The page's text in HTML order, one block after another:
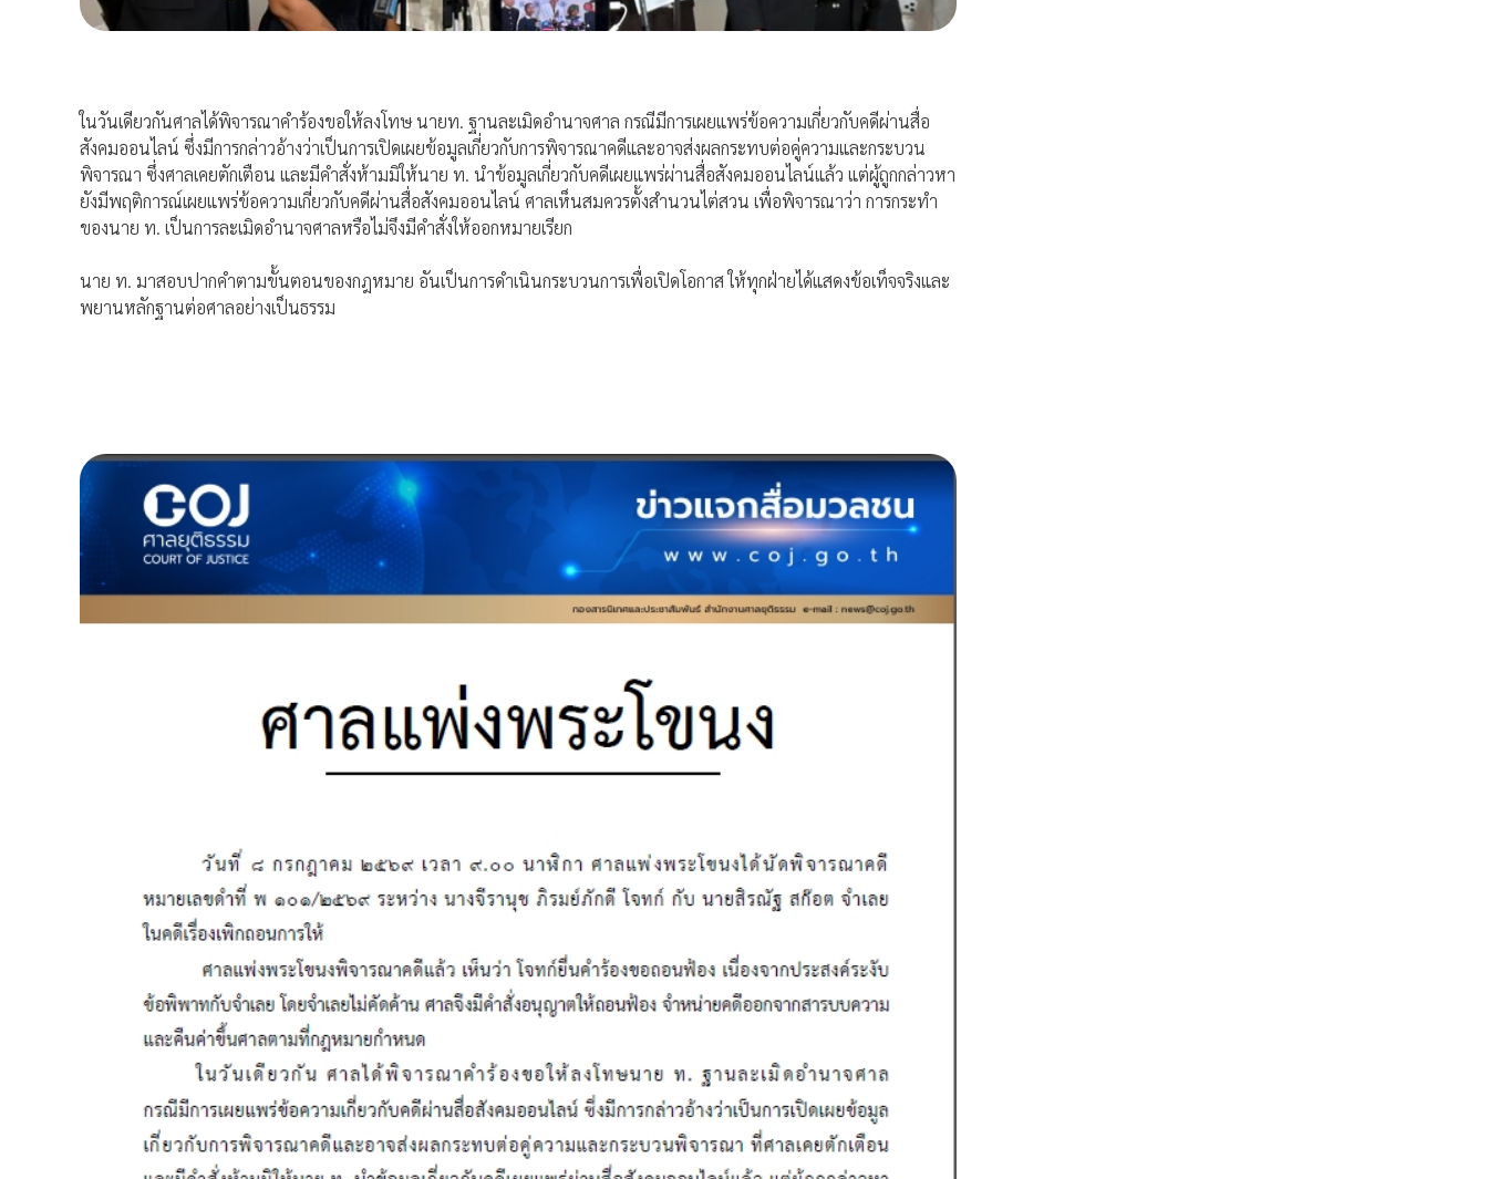
ในวันเดียวกันศาลได้พิจารณาคำร้องขอให้ลงโทษ นายท. ฐานละเมิดอำนาจศาล กรณีมีการเผยแพร่ข้อความเกี่ยวกับคดีผ่านสื่อ
สังคมออนไลน์ ซึ่งมีการกล่าวอ้างว่าเป็นการเปิดเผยข้อมูลเกี่ยวกับการพิจารณาคดีและอาจส่งผลกระทบต่อคู่ความและกระบวน
พิจารณา ซึ่งศาลเคยตักเตือน และมีคำสั่งห้ามมิให้นาย ท. นำข้อมูลเกี่ยวกับคดีเผยแพร่ผ่านสื่อสังคมออนไลน์แล้ว แต่ผู้ถูกกล่าวหา
ยังมีพฤติการณ์เผยแพร่ข้อความเกี่ยวกับคดีผ่านสื่อสังคมออนไลน์ ศาลเห็นสมควรตั้งสำนวนไต่สวน เพื่อพิจารณาว่า การกระทำ
ของนาย ท. เป็นการละเมิดอำนาจศาลหรือไม่จึงมีคำสั่งให้ออกหมายเรียก
นาย ท. มาสอบปากคำตามขั้นตอนของกฎหมาย อันเป็นการดำเนินกระบวนการเพื่อเปิดโอกาส ให้ทุกฝ่ายได้แสดงข้อเท็จจริงและ
พยานหลักฐานต่อศาลอย่างเป็นธรรม